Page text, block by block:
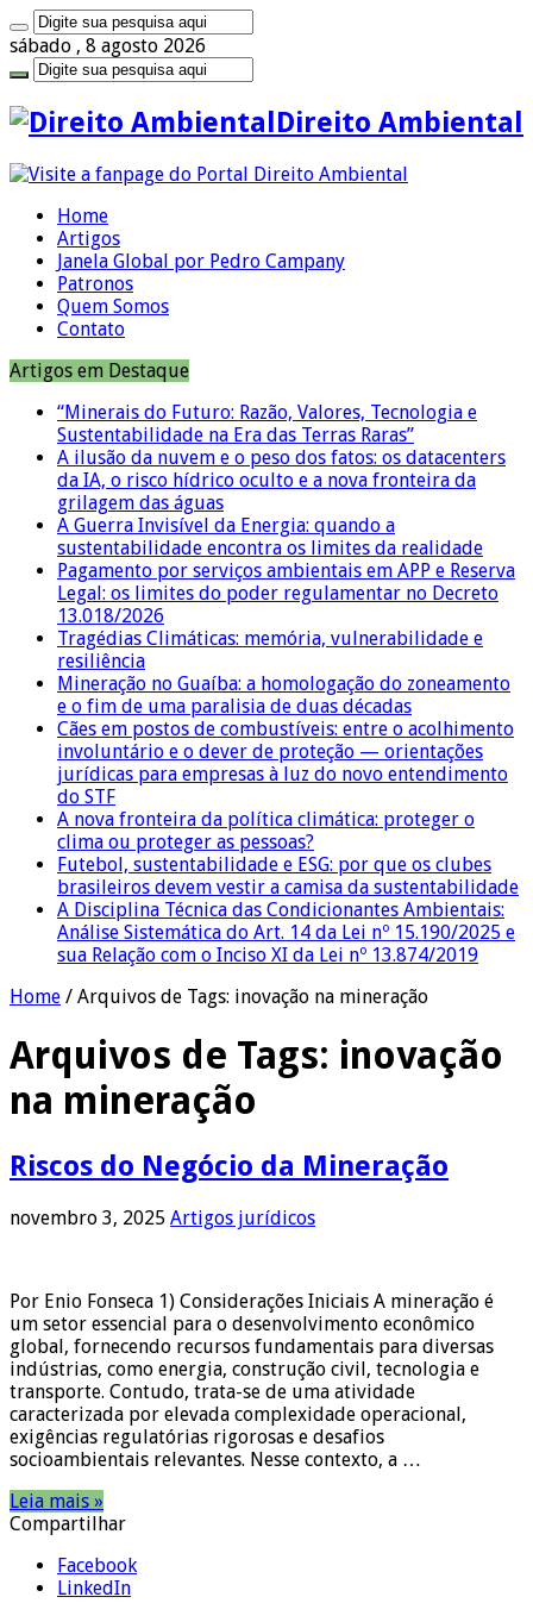
sábado , 8 agosto 2026
Direito Ambiental
Home
Artigos
Janela Global por Pedro Campany
Patronos
Quem Somos
Contato
Artigos em Destaque
“Minerais do Futuro: Razão, Valores, Tecnologia e
Sustentabilidade na Era das Terras Raras”
A ilusão da nuvem e o peso dos fatos: os datacenters
da IA, o risco hídrico oculto e a nova fronteira da
grilagem das águas
A Guerra Invisível da Energia: quando a
sustentabilidade encontra os limites da realidade
Pagamento por serviços ambientais em APP e Reserva
Legal: os limites do poder regulamentar no Decreto
13.018/2026
Tragédias Climáticas: memória, vulnerabilidade e
resiliência
Mineração no Guaíba: a homologação do zoneamento
e o fim de uma paralisia de duas décadas
Cães em postos de combustíveis: entre o acolhimento
involuntário e o dever de proteção — orientações
jurídicas para empresas à luz do novo entendimento
do STF
A nova fronteira da política climática: proteger o
clima ou proteger as pessoas?
Futebol, sustentabilidade e ESG: por que os clubes
brasileiros devem vestir a camisa da sustentabilidade
A Disciplina Técnica das Condicionantes Ambientais:
Análise Sistemática do Art. 14 da Lei nº 15.190/2025 e
sua Relação com o Inciso XI da Lei nº 13.874/2019
Home / Arquivos de Tags: inovação na mineração
Arquivos de Tags: inovação
na mineração
Riscos do Negócio da Mineração
novembro 3, 2025 Artigos jurídicos
Por Enio Fonseca 1) Considerações Iniciais A mineração é
um setor essencial para o desenvolvimento econômico
global, fornecendo recursos fundamentais para diversas
indústrias, como energia, construção civil, tecnologia e
transporte. Contudo, trata-se de uma atividade
caracterizada por elevada complexidade operacional,
exigências regulatórias rigorosas e desafios
socioambientais relevantes. Nesse contexto, a …
Leia mais »
Compartilhar
Facebook
LinkedIn